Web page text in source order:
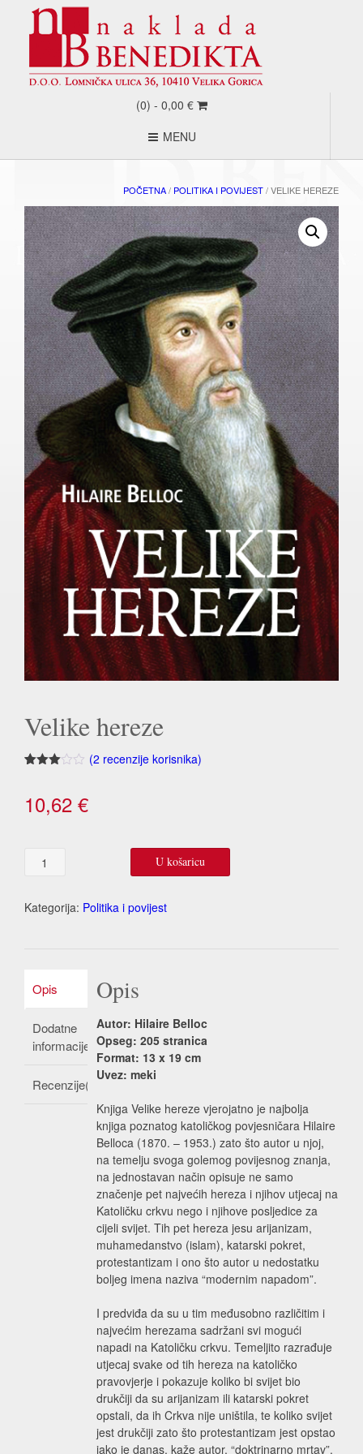
(0) - 0,00 €
MENU
POČETNA/ POLITIKA I POVIJEST/ VELIKE HEREZE
Velike hereze
3.00
od
(2 recenzije korisnika)
10,62 €
Velike
hereze
U košaricu
Kategorija: Politika i povijest
Opis
Dodatne
informacije
Recenzije(2)
Opis
Autor: Hilaire Belloc
Opseg: 205 stranica
Format: 13 x 19 cm
Uvez: meki
Knjiga Velike hereze vjerojatno je najbolja
knjiga poznatog katoličkog povjesničara Hilaire
Belloca (1870. – 1953.) zato što autor u njoj,
na temelju svoga golemog povijesnog znanja,
na jednostavan način opisuje ne samo
značenje pet najvećih hereza i njihov utjecaj na
Katoličku crkvu nego i njihove posljedice za
cijeli svijet. Tih pet hereza jesu arijanizam,
muhamedanstvo (islam), katarski pokret,
protestantizam i ono što autor u nedostatku
boljeg imena naziva “modernim napadom”.
I predviđa da su u tim međusobno različitim i
najvećim herezama sadržani svi mogući
napadi na Katoličku crkvu. Temeljito razrađuje
utjecaj svake od tih hereza na katoličko
pravovjerje i pokazuje koliko bi svijet bio
drukčiji da su arijanizam ili katarski pokret
opstali, da ih Crkva nije uništila, te koliko svijet
jest drukčiji zato što protestantizam jest opstao
iako je danas, kaže autor, “doktrinarno mrtav”.